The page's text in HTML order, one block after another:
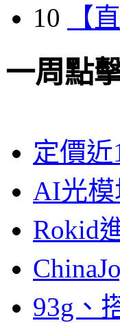
10
【
一周點
定價近
AI光模
Rokid
93g、